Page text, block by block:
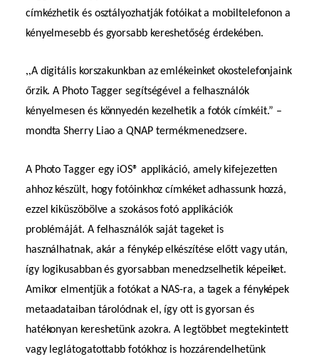
címkézhetik és osztályozhatják fotóikat a mobiltelefonon a
kényelmesebb és gyorsabb kereshetőség érdekében.
„A digitális korszakunkban az emlékeinket okostelefonjaink
őrzik. A Photo Tagger segítségével a felhasználók
kényelmesen és könnyedén kezelhetik a fotók címkéit.” –
mondta Sherry Liao a QNAP termékmenedzsere.
A Photo Tagger egy iOS® applikáció, amely kifejezetten
ahhoz készült, hogy fotóinkhoz címkéket adhassunk hozzá,
ezzel kiküszöbölve a szokásos fotó applikációk
problémáját. A felhasználók saját tageket is
használhatnak, akár a fénykép elkészítése előtt vagy után,
így logikusabban és gyorsabban menedzselhetik képeiket.
Amikor elmentjük a fotókat a NAS-ra, a tagek a fényképek
metaadataiban tárolódnak el, így ott is gyorsan és
hatékonyan kereshetünk azokra. A legtöbbet megtekintett
vagy leglátogatottabb fotókhoz is hozzárendelhetünk